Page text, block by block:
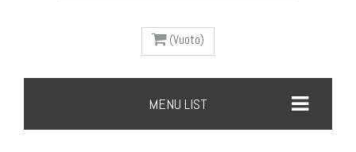
(Vuoto)
MENU LIST